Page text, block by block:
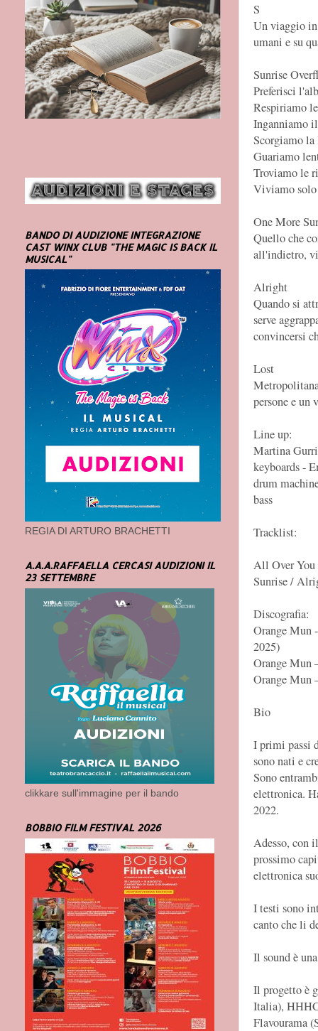
S
Un viaggio in
umani e su
Sunrise
Preferisci
Respiriamo
Inganniamo
Scorgiamo
Guariamo
Troviamo le
Viviamo
One More
Quello che
all'indietro,
Alright
Quando si
serve
convincersi
Lost
persone e un
Line up:
Martina
keyboards -
drum
bass
Tracklist:
All Over You
Sunrise /
Discografia:
Orange Mun
2025)
Orange Mun
Orange Mun
Bio
I primi passi
sono nati e
Sono
elettronica.
2022.
Adesso, con
prossimo
elettronica
I testi sono
canto che li
Il sound è
Il progetto è
Italia),
Flavourama
BANDO DI AUDIZIONE INTEGRAZIONE
CAST WINX CLUB "THE MAGIC IS BACK IL
MUSICAL"
REGIA DI ARTURO BRACHETTI
A.A.A.RAFFAELLA CERCASI AUDIZIONI IL
23 SETTEMBRE
clikkare sull'immagine per il bando
BOBBIO FILM FESTIVAL 2026